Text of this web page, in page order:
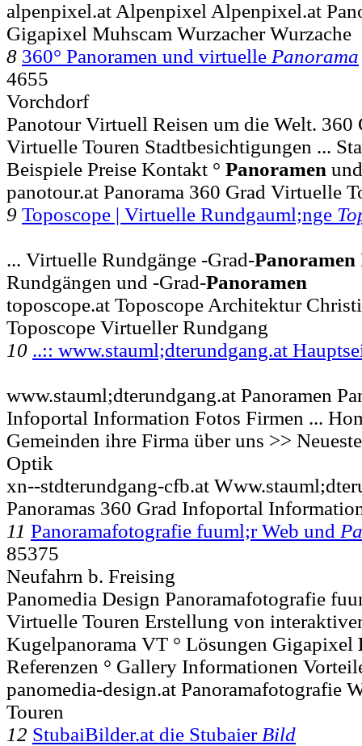
alpenpixel.at Alpenpixel Alpenpixel.at
Gigapixel Muhscam Wurzacher Wurzache
8 360° Panoramen und virtuelle Panorama
4655
Vorchdorf
Panotour Virtuell Reisen um die Welt. 360
Virtuelle Touren Stadtbesichtigungen ...
Beispiele Preise Kontakt ° Panoramen
panotour.at Panorama 360 Grad Virtuelle
9 Toposcope | Virtuelle Rundgauml;nge
... Virtuelle Rundgänge -Grad-Panoramen
Rundgängen und -Grad-Panoramen
toposcope.at Toposcope Architektur
Toposcope Virtueller Rundgang
10 ..:: www.stauml;dterundgang.at
www.stauml;dterundgang.at Panoramen
Infoportal Information Fotos Firmen ...
Gemeinden ihre Firma über uns >>
Optik
xn--stdterundgang-cfb.at
Panoramas 360 Grad Infoportal
11 Panoramafotografie fuuml;r Web und
85375
Neufahrn b. Freising
Panomedia Design Panoramafotografie
Virtuelle Touren Erstellung von
Kugelpanorama VT ° Lösungen Gigapixel
Referenzen ° Gallery Informationen
panomedia-design.at Panoramafotografie
Touren
12 StubaiBilder.at die Stubaier Bild